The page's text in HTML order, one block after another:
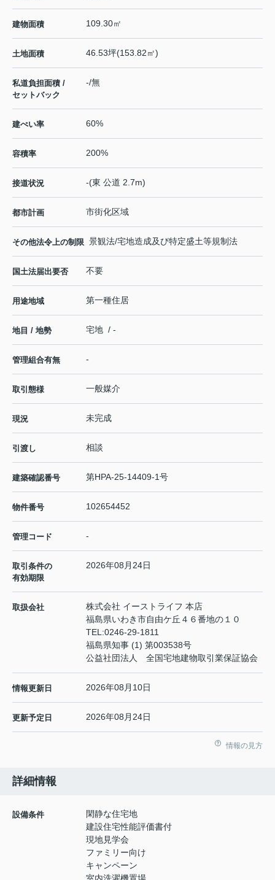
建物面積 109.30㎡
土地面積 46.53坪(153.82㎡)
私道負担面積 /
セットバック
-/無
建ぺい率 60%
容積率 200%
接道状況 -(東 公道 2.7m)
都市計画 市街化区域
その他法令上の制限 景観法/宅地造成及び特定盛土等規制法
国土法届出要否 不要
用途地域 第一種住居
地目 / 地勢 宅地 / -
管理組合有無 -
取引態様 一般媒介
現況 未完成
引渡し 相談
建築確認番号 第HPA-25-14409-1号
物件番号 102654452
管理コード -
取引条件の
有効期限
2026年08月24日
取扱会社
株式会社 イーストライフ 本店
福島県いわき市自由ケ丘４６番地の１０
TEL:0246-29-1811
福島県知事 (1) 第003538号
公益社団法人 全国宅地建物取引業保証協会
情報更新日 2026年08月10日
更新予定日 2026年08月24日
情報の見方
詳細情報
設備条件
閑静な住宅地
建設住宅性能評価書付
現地見学会
ファミリー向け
キャンペーン
室内洗濯機置場